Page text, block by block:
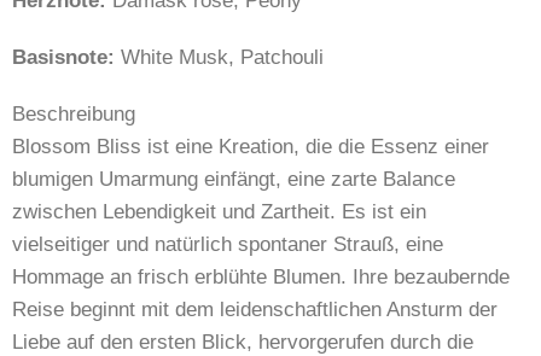
Basisnote: White Musk, Patchouli
Beschreibung
Blossom Bliss ist eine Kreation, die die Essenz einer
blumigen Umarmung einfängt, eine zarte Balance
zwischen Lebendigkeit und Zartheit. Es ist ein
vielseitiger und natürlich spontaner Strauß, eine
Hommage an frisch erblühte Blumen. Ihre bezaubernde
Reise beginnt mit dem leidenschaftlichen Ansturm der
Liebe auf den ersten Blick, hervorgerufen durch die